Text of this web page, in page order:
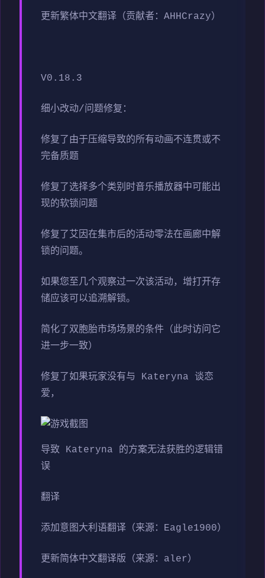
更新繁体中文翻译（贡献者：AHHCrazy）
V0.18.3
细小改动/问题修复：
修复了由于压缩导致的所有动画不连贯或不
完备质题
修复了选择多个类别时音乐播放器中可能出
现的软锁问题
修复了艾因在集市后的活动零法在画廊中解
锁的问题。
如果您至几个观察过一次该活动，增打开存
储应该可以追溯解锁。
简化了双胞胎市场场景的条件（此时访问它
进一步一致）
修复了如果玩家没有与 Kateryna 谈恋
爱，
导致 Kateryna 的方案无法获胜的逻辑错
误
翻译
添加意图大利语翻译（来源：Eagle1900）
更新简体中文翻译版（来源：aler）